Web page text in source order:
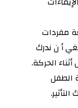
مفردات
أ ن ندرك
الحركة.
الطفل